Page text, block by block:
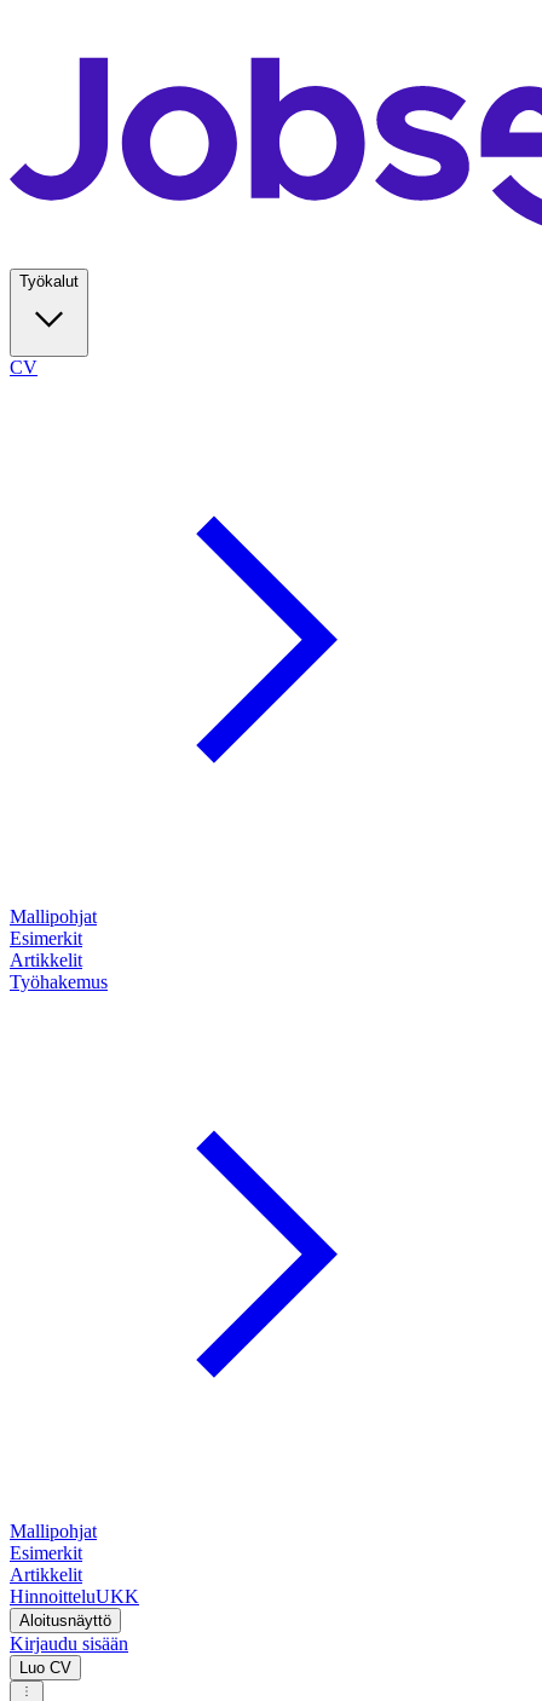
Työkalut
CV
Mallipohjat
Esimerkit
Artikkelit
Työhakemus
Mallipohjat
Esimerkit
Artikkelit
HinnoitteluUKK
Aloitusnäyttö
Kirjaudu sisään
Luo CV